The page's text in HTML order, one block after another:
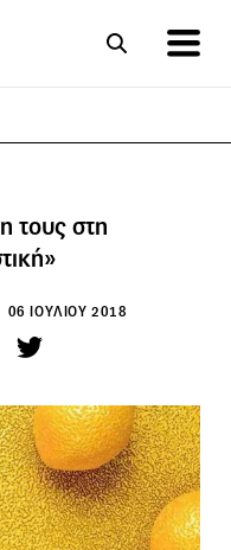
τους στη
06 ΙΟΥΛΙΟΥ 2018